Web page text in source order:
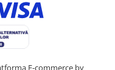
E-commerce by